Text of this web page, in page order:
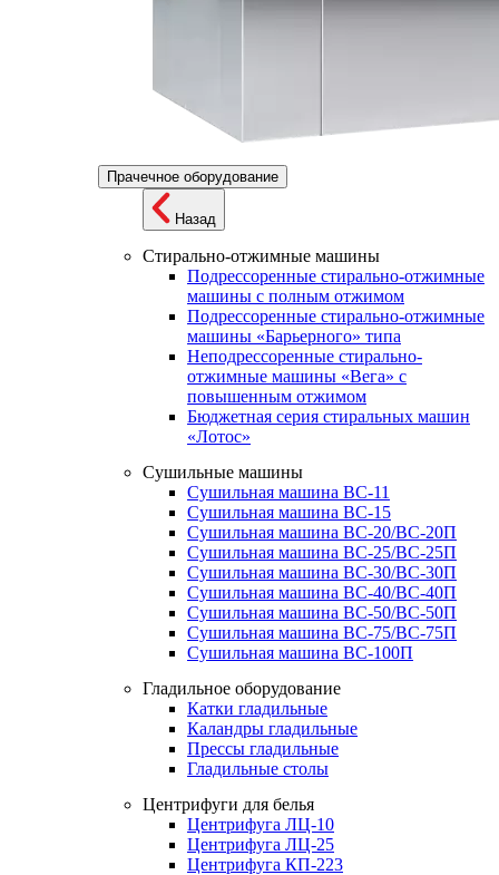
Прачечное оборудование
Назад
Стирально-отжимные машины
Подрессоренные стирально-отжимные
машины с полным отжимом
Подрессоренные стирально-отжимные
машины «Барьерного» типа
Неподрессоренные стирально-
отжимные машины «Вега» с
повышенным отжимом
Бюджетная серия стиральных машин
«Лотос»
Сушильные машины
Сушильная машина ВС-11
Сушильная машина ВС-15
Сушильная машина ВС-20/ВС-20П
Сушильная машина ВС-25/ВС-25П
Сушильная машина ВС-30/ВС-30П
Сушильная машина ВС-40/ВС-40П
Сушильная машина ВС-50/ВС-50П
Сушильная машина ВС-75/ВС-75П
Сушильная машина ВС-100П
Гладильное оборудование
Катки гладильные
Каландры гладильные
Прессы гладильные
Гладильные столы
Центрифуги для белья
Центрифуга ЛЦ-10
Центрифуга ЛЦ-25
Центрифуга КП-223